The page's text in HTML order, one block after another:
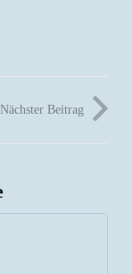
Nächster Beitrag